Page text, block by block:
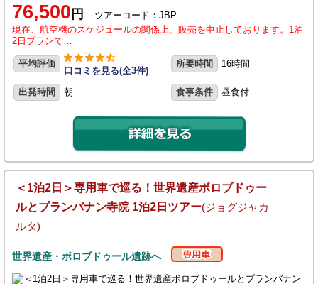
76,500 円
ツアーコード：JBP
現在、航空機のスケジュールの関係上、販売を中止しております。1泊
2日プランで…
平均評価
口コミを見る(全3件)
所要時間 16時間
出発時間 朝 食事条件 昼食付
＜1泊2日＞専用車で巡る！世界遺産ボロブドゥー
ルとプランバナン寺院 1泊2日ツアー(ジョグジャカ
ルタ)
世界遺産・ボロブドゥール遺跡へ